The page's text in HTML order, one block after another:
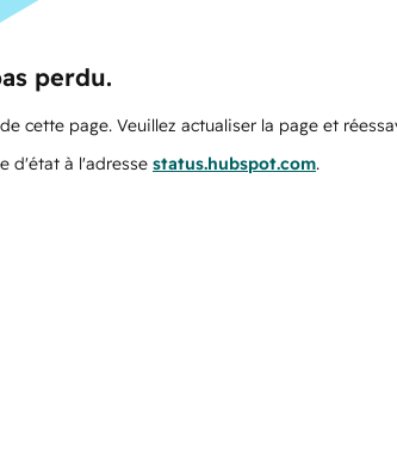
perdu.
cette page. Veuillez actualiser la page et
d'état à l'adresse status.hubspot.com.